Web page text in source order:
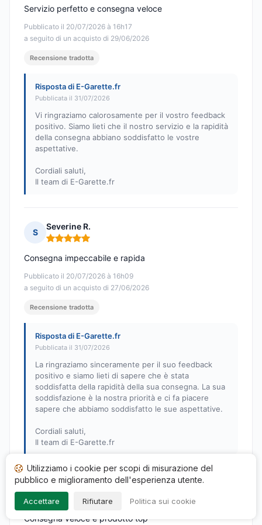
Pubblicato il 20/07/2026 à 16h17
a seguito di un acquisto di 29/06/2026
Servizio perfetto e consegna veloce
Recensione tradotta
Risposta di E-Garette.fr
Pubblicata il 31/07/2026
Vi ringraziamo calorosamente per il vostro feedback
positivo. Siamo lieti che il nostro servizio e la rapidità
della consegna abbiano soddisfatto le vostre
aspettative.
Cordiali saluti,
Il team di E-Garette.fr
S
Severine R.
Nota: 5 su 5
Pubblicato il 20/07/2026 à 16h09
a seguito di un acquisto di 27/06/2026
Consegna impeccabile e rapida
Recensione tradotta
Risposta di E-Garette.fr
Pubblicata il 31/07/2026
La ringraziamo sinceramente per il suo feedback
positivo e siamo lieti di sapere che è stata
soddisfatta della rapidità della sua consegna. La sua
soddisfazione è la nostra priorità e ci fa piacere
sapere che abbiamo soddisfatto le sue aspettative.
Cordiali saluti,
Il team di E-Garette.fr
T
Tyffany C.
Nota: 5 su 5
Consegna veloce e prodotto top
Utilizziamo i cookie per scopi di misurazione del
pubblico e miglioramento dell'esperienza utente.
Accettare Rifiutare Politica sui cookie